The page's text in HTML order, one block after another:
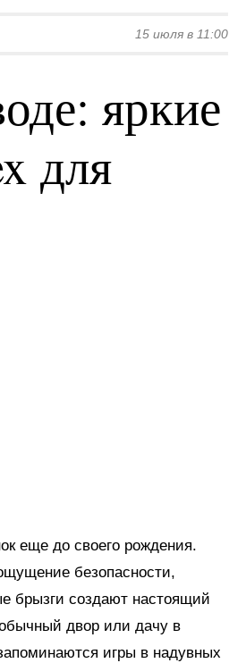
15 июля в 11:00
яркие
для
еще до своего рождения.
безопасности,
брызги создают настоящий
двор или дачу в
игры в надувных